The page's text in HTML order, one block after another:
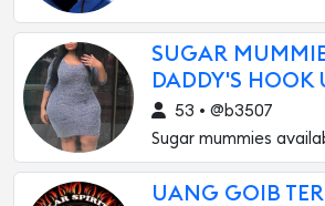
SUGAR
DADDY'S HOOK
53 • @b3507
Sugar mummies
UANG GOIB